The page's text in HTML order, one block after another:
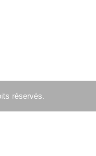
réservés.